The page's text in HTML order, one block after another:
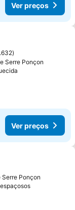
Ver preços
favoritos
Serre Ponçon
Ver preços
favoritos
Ponçon
Ver preços